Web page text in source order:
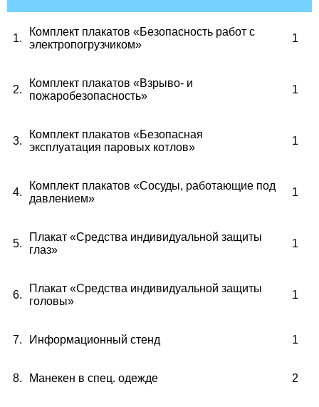
1.
Комплект плакатов «Безопасность работ с
электропогрузчиком»
1
2.
Комплект плакатов «Взрыво- и
пожаробезопасность»
1
3.
Комплект плакатов «Безопасная
эксплуатация паровых котлов»
1
4.
Комплект плакатов «Сосуды, работающие под
давлением»
1
5.
Плакат «Средства индивидуальной защиты
глаз»
1
6.
Плакат «Средства индивидуальной защиты
головы»
1
7. Информационный стенд 1
8. Манекен в спец. одежде 2